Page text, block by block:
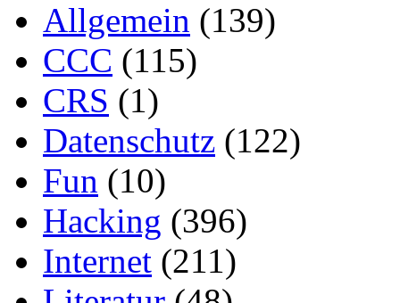
Allgemein (139)
CCC (115)
CRS (1)
Datenschutz (122)
Fun (10)
Hacking (396)
Internet (211)